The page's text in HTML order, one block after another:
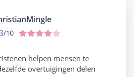
/10
helpen mensen te
overtuigingen delen